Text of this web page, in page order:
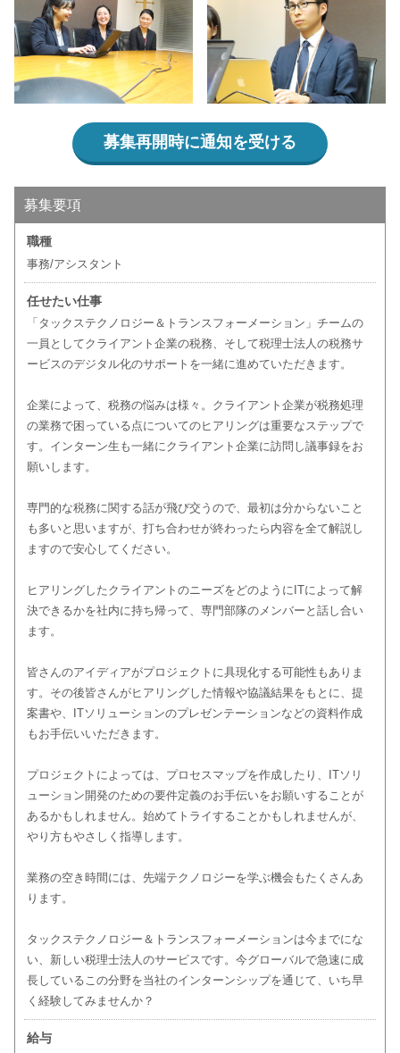
募集再開時に通知を受ける
募集要項
職種
事務/アシスタント
任せたい仕事
「タックステクノロジー＆トランスフォーメーション」チームの
一員としてクライアント企業の税務、そして税理士法人の税務サ
ービスのデジタル化のサポートを一緒に進めていただきます。
企業によって、税務の悩みは様々。クライアント企業が税務処理
の業務で困っている点についてのヒアリングは重要なステップで
す。インターン生も一緒にクライアント企業に訪問し議事録をお
願いします。
専門的な税務に関する話が飛び交うので、最初は分からないこと
も多いと思いますが、打ち合わせが終わったら内容を全て解説し
ますので安心してください。
ヒアリングしたクライアントのニーズをどのようにITによって解
決できるかを社内に持ち帰って、専門部隊のメンバーと話し合い
ます。
皆さんのアイディアがプロジェクトに具現化する可能性もありま
す。その後皆さんがヒアリングした情報や協議結果をもとに、提
案書や、ITソリューションのプレゼンテーションなどの資料作成
もお手伝いいただきます。
プロジェクトによっては、プロセスマップを作成したり、ITソリ
ューション開発のための要件定義のお手伝いをお願いすることが
あるかもしれません。始めてトライすることかもしれませんが、
やり方もやさしく指導します。
業務の空き時間には、先端テクノロジーを学ぶ機会もたくさんあ
ります。
タックステクノロジー＆トランスフォーメーションは今までにな
い、新しい税理士法人のサービスです。今グローバルで急速に成
長しているこの分野を当社のインターンシップを通じて、いち早
く経験してみませんか？
給与